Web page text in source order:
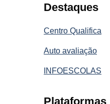
Destaques
Centro Qualifica
Auto avaliação
INFOESCOLAS
Plataformas